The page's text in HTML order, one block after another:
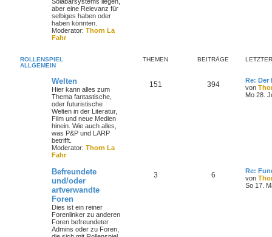
aber eine Relevanz für
selbiges haben oder
haben könnten.
Moderator: Thorn La
Fahr
ROLLENSPIEL
ALLGEMEIN
THEMEN BEITRÄGE
Welten
Hier kann alles zum
Thema fantastische,
oder futuristische
Welten in der Literatur,
Film und neue Medien
hinein. Wie auch alles,
was P&P und LARP
betrifft.
Moderator: Thorn La
Fahr
151 394
Re: Der
von
Mo 28.
Befreundete
und/oder
artverwandte
Foren
Dies ist ein reiner
Forenlinker zu anderen
Foren befreundeter
Admins oder zu Foren,
3 6
Re:
von
So 17.